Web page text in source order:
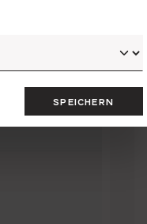
SPEICHERN